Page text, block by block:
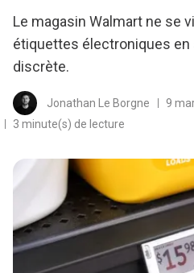
Le magasin Walmart ne se
étiquettes électroniques
discrète.
Jonathan Le Borgne
9
3 minute(s) de lecture